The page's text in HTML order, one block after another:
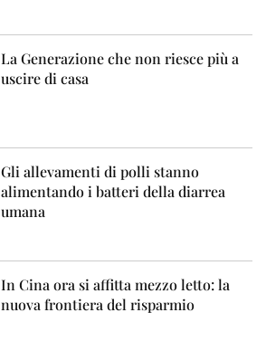
La Generazione che non riesce più a
uscire di casa
Gli allevamenti di polli stanno
alimentando i batteri della diarrea
umana
In Cina ora si affitta mezzo letto: la
nuova frontiera del risparmio